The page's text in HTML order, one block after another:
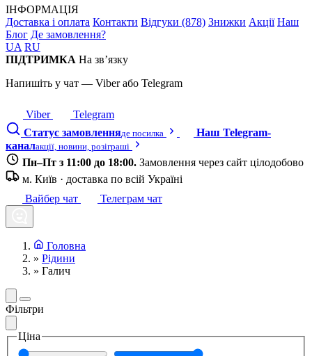
ІНФОРМАЦІЯ
Доставка і оплата Контакти Відгуки (878) Знижки Акції Наш
Блог Де замовлення?
UA RU
ПІДТРИМКА На зв’язку
Напишіть у чат — Viber або Telegram
Viber
Telegram
Статус замовленняде посилка
Наш Telegram-
каналакції, новини, розіграші
Пн–Пт з 11:00 до 18:00. Замовлення через сайт цілодобово
м. Київ · доставка по всій Україні
Вайбер чат
Телеграм чат
Головна
» Рідини
» Галич
Фільтри
Ціна